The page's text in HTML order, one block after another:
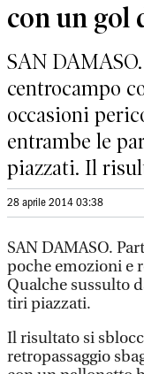
con un gol
SAN
centrocampo
occasioni
entrambe le
piazzati. Il
28 aprile 2014 03:38
SAN DAMASO.
poche emozioni e
Qualche sussulto
tiri piazzati.
Il risultato si
retropassaggio